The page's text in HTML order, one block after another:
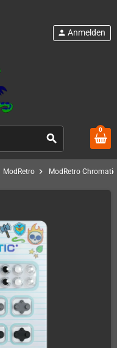
search
person Anmelden
0
ModRetro chevron_right ModRetro